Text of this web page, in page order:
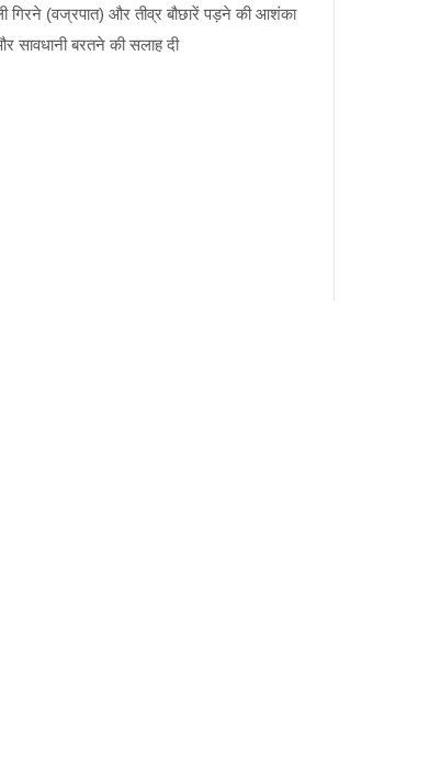
गिरने (वज्रपात) और तीव्र बौछारें पड़ने की आशंका
सावधानी बरतने की सलाह दी